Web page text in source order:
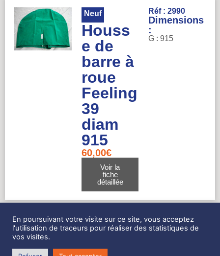
Neuf
Houss
e de
barre à
roue
Feeling
39
diam
915
60,00€
Voir la
fiche
détaillée
Réf : 2990
Dimensions
:
G : 915
Neuf
Emmag
Réf : 2954
En poursuivant votre visite sur ce site, vous acceptez
l'utilisation de traceurs pour réaliser des statistiques de
vos visites.